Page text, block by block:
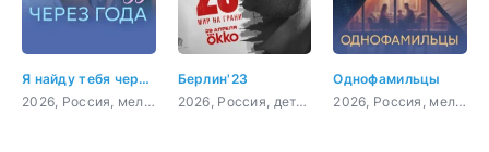
Я найду тебя через года
2026, Россия, мелодрама
Берлин'23
2026, Россия, детектив
Однофамильцы
2026, Россия, мелодрама